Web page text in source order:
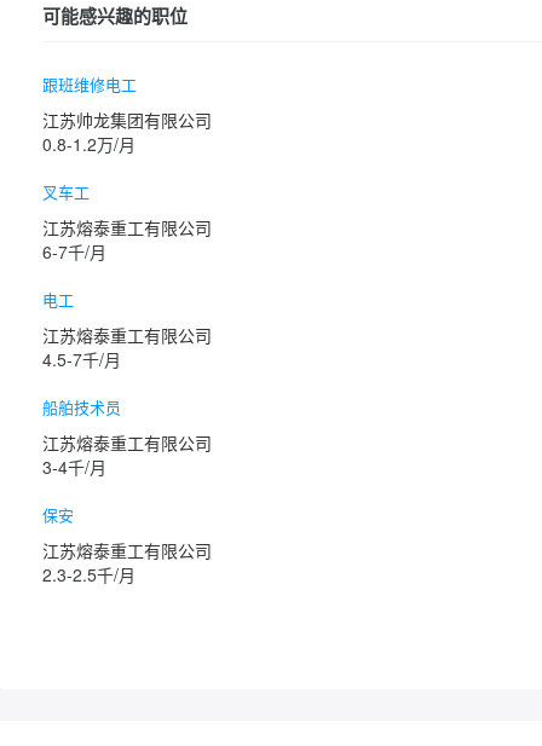
可能感兴趣的职位
跟班维修电工
江苏帅龙集团有限公司
0.8-1.2万/月
叉车工
江苏熔泰重工有限公司
6-7千/月
电工
江苏熔泰重工有限公司
4.5-7千/月
船舶技术员
江苏熔泰重工有限公司
3-4千/月
保安
江苏熔泰重工有限公司
2.3-2.5千/月